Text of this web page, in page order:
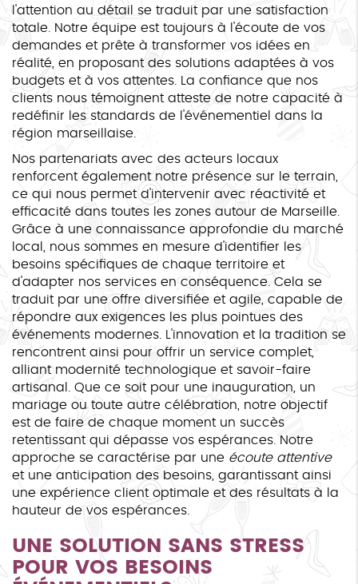
l'attention au détail se traduit par une satisfaction
totale. Notre équipe est toujours à l'écoute de vos
demandes et prête à transformer vos idées en
réalité, en proposant des solutions adaptées à vos
budgets et à vos attentes. La confiance que nos
clients nous témoignent atteste de notre capacité à
redéfinir les standards de l'événementiel dans la
région marseillaise.
Nos partenariats avec des acteurs locaux
renforcent également notre présence sur le terrain,
ce qui nous permet d'intervenir avec réactivité et
efficacité dans toutes les zones autour de Marseille.
Grâce à une connaissance approfondie du marché
local, nous sommes en mesure d'identifier les
besoins spécifiques de chaque territoire et
d'adapter nos services en conséquence. Cela se
traduit par une offre diversifiée et agile, capable de
répondre aux exigences les plus pointues des
événements modernes. L'innovation et la tradition se
rencontrent ainsi pour offrir un service complet,
alliant modernité technologique et savoir-faire
artisanal. Que ce soit pour une inauguration, un
mariage ou toute autre célébration, notre objectif
est de faire de chaque moment un succès
retentissant qui dépasse vos espérances. Notre
approche se caractérise par une écoute attentive
et une anticipation des besoins, garantissant ainsi
une expérience client optimale et des résultats à la
hauteur de vos espérances.
UNE SOLUTION SANS STRESS
POUR VOS BESOINS